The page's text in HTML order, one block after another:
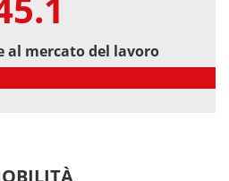
al mercato del lavoro